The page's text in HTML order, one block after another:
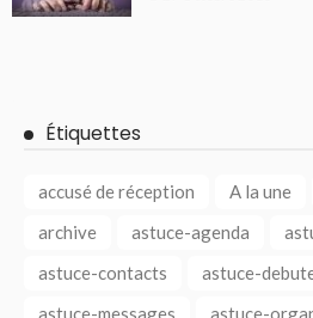
Étiquettes
accusé de réception A la une
archive
astuce-agenda
astuce-contacts
astuce-
astuce-messages
astuce-